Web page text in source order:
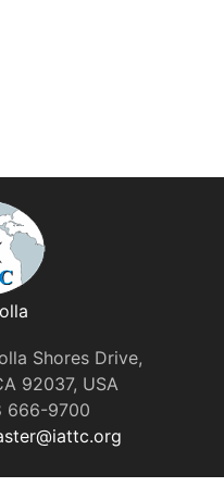
Shores Drive,
92037, USA
666-9700